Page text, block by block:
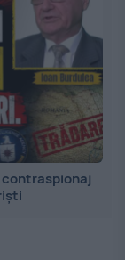
contraspionaj